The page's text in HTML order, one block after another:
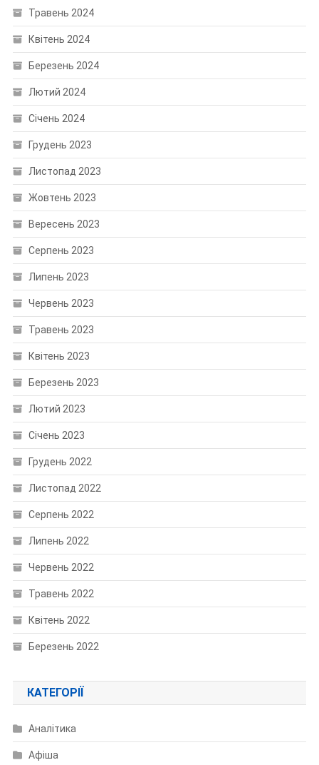
Травень 2024
Квітень 2024
Березень 2024
Лютий 2024
Січень 2024
Грудень 2023
Листопад 2023
Жовтень 2023
Вересень 2023
Серпень 2023
Липень 2023
Червень 2023
Травень 2023
Квітень 2023
Березень 2023
Лютий 2023
Січень 2023
Грудень 2022
Листопад 2022
Серпень 2022
Липень 2022
Червень 2022
Травень 2022
Квітень 2022
Березень 2022
КАТЕГОРІЇ
Аналітика
Афіша